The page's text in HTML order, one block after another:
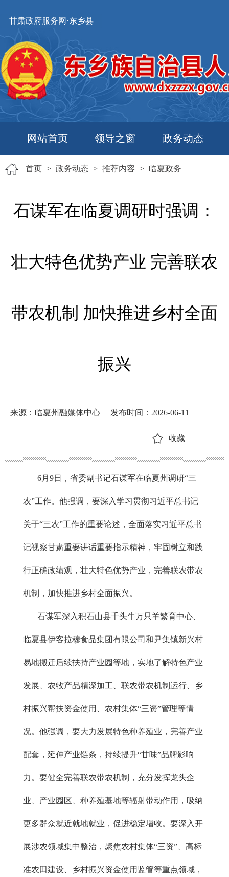
甘肃政府服务网·东乡县
网站首页 领导之窗 政务动态
首页 > 政务动态 > 推荐内容 > 临夏政务
石谋军在临夏调研时强调：
壮大特色优势产业 完善联农
带农机制 加快推进乡村全面
振兴
来源：临夏州融媒体中心 发布时间：2026-06-11
收藏
6月9日，省委副书记石谋军在临夏州调研“三
农”工作。他强调，要深入学习贯彻习近平总书记
关于“三农”工作的重要论述，全面落实习近平总书
记视察甘肃重要讲话重要指示精神，牢固树立和践
行正确政绩观，壮大特色优势产业，完善联农带农
机制，加快推进乡村全面振兴。
石谋军深入积石山县千头牛万只羊繁育中心、
临夏县伊客拉穆食品集团有限公司和尹集镇新兴村
易地搬迁后续扶持产业园等地，实地了解特色产业
发展、农牧产品精深加工、联农带农机制运行、乡
村振兴帮扶资金使用、农村集体“三资”管理等情
况。他强调，要大力发展特色种养殖业，完善产业
配套，延伸产业链条，持续提升“甘味”品牌影响
力。要健全完善联农带农机制，充分发挥龙头企
业、产业园区、种养殖基地等辐射带动作用，吸纳
更多群众就近就地就业，促进稳定增收。要深入开
展涉农领域集中整治，聚焦农村集体“三资”、高标
准农田建设、乡村振兴资金使用监管等重点领域，